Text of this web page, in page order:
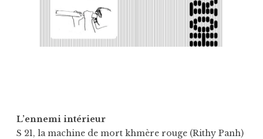
L’ennemi intérieur
S 21, la machine de mort khmère rouge (Rithy Panh)